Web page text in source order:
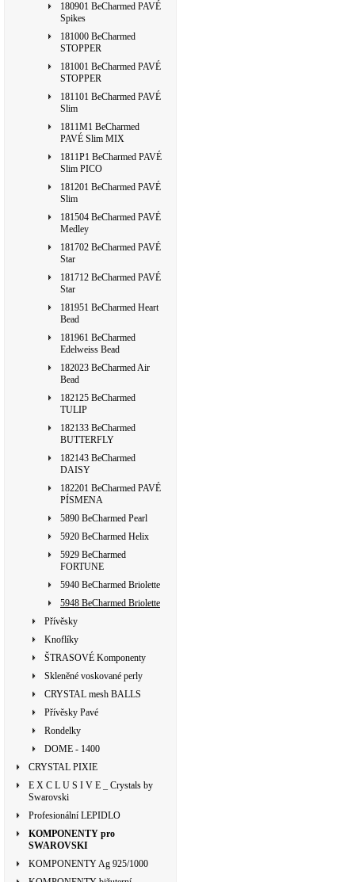
180901 BeCharmed PAVÉ
Spikes
181000 BeCharmed
STOPPER
181001 BeCharmed PAVÉ
STOPPER
181101 BeCharmed PAVÉ
Slim
1811M1 BeCharmed
PAVÉ Slim MIX
1811P1 BeCharmed PAVÉ
Slim PICO
181201 BeCharmed PAVÉ
Slim
181504 BeCharmed PAVÉ
Medley
181702 BeCharmed PAVÉ
Star
181712 BeCharmed PAVÉ
Star
181951 BeCharmed Heart
Bead
181961 BeCharmed
Edelweiss Bead
182023 BeCharmed Air
Bead
182125 BeCharmed
TULIP
182133 BeCharmed
BUTTERFLY
182143 BeCharmed
DAISY
182201 BeCharmed PAVÉ
PÍSMENA
5890 BeCharmed Pearl
5920 BeCharmed Helix
5929 BeCharmed
FORTUNE
5940 BeCharmed Briolette
5948 BeCharmed Briolette
Přívěsky
Knoflíky
ŠTRASOVÉ Komponenty
Skleněné voskované perly
CRYSTAL mesh BALLS
Přívěsky Pavé
Rondelky
DOME - 1400
CRYSTAL PIXIE
E X C L U S I V E _ Crystals by
Swarovski
Profesionální LEPIDLO
KOMPONENTY pro
SWAROVSKI
KOMPONENTY Ag 925/1000